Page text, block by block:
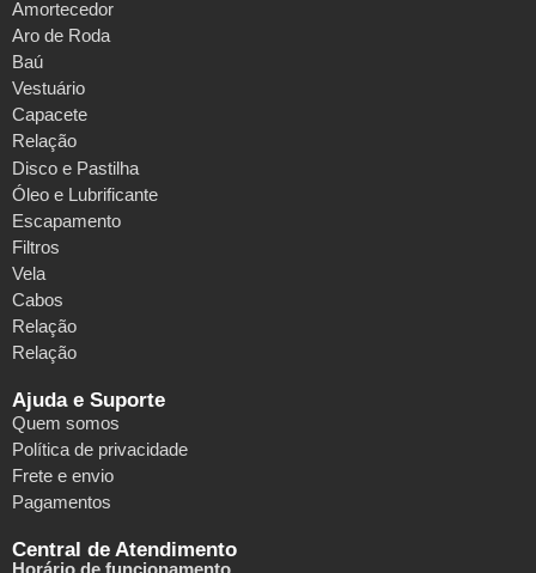
Amortecedor
Aro de Roda
Baú
Vestuário
Capacete
Relação
Disco e Pastilha
Óleo e Lubrificante
Escapamento
Filtros
Vela
Cabos
Relação
Relação
Ajuda e Suporte
Quem somos
Política de privacidade
Frete e envio
Pagamentos
Central de Atendimento